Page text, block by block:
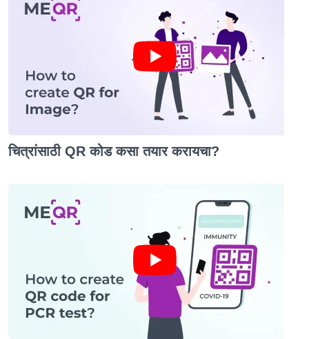
चित्रांसाठी QR कोड कसा तयार करायचा?